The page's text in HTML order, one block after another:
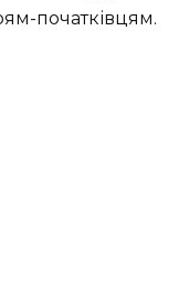
початківцям.